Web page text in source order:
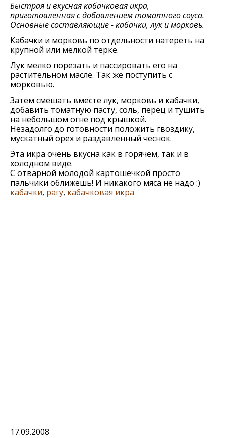
Быстрая и вкусная кабачковая икра,
приготовленная с добавлением томатного соуса.
Основные составляющие - кабачки, лук и морковь.
Кабачки и морковь по отдельности натереть на
крупной или мелкой терке.
Лук мелко порезать и пассировать его на
растительном масле. Так же поступить с
морковью.
Затем смешать вместе лук, морковь и кабачки,
добавить томатную пасту, соль, перец и тушить
на небольшом огне под крышкой.
Незадолго до готовности положить гвоздику,
мускатный орех и раздавленный чеснок.
Эта икра очень вкусна как в горячем, так и в
холодном виде.
С отварной молодой картошечкой просто
пальчики оближешь! И никакого мяса не надо :)
кабачки, рагу, кабачковая икра
17.09.2008